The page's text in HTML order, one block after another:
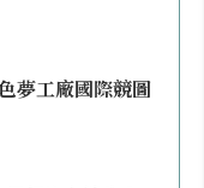
夢工廠國際競圖